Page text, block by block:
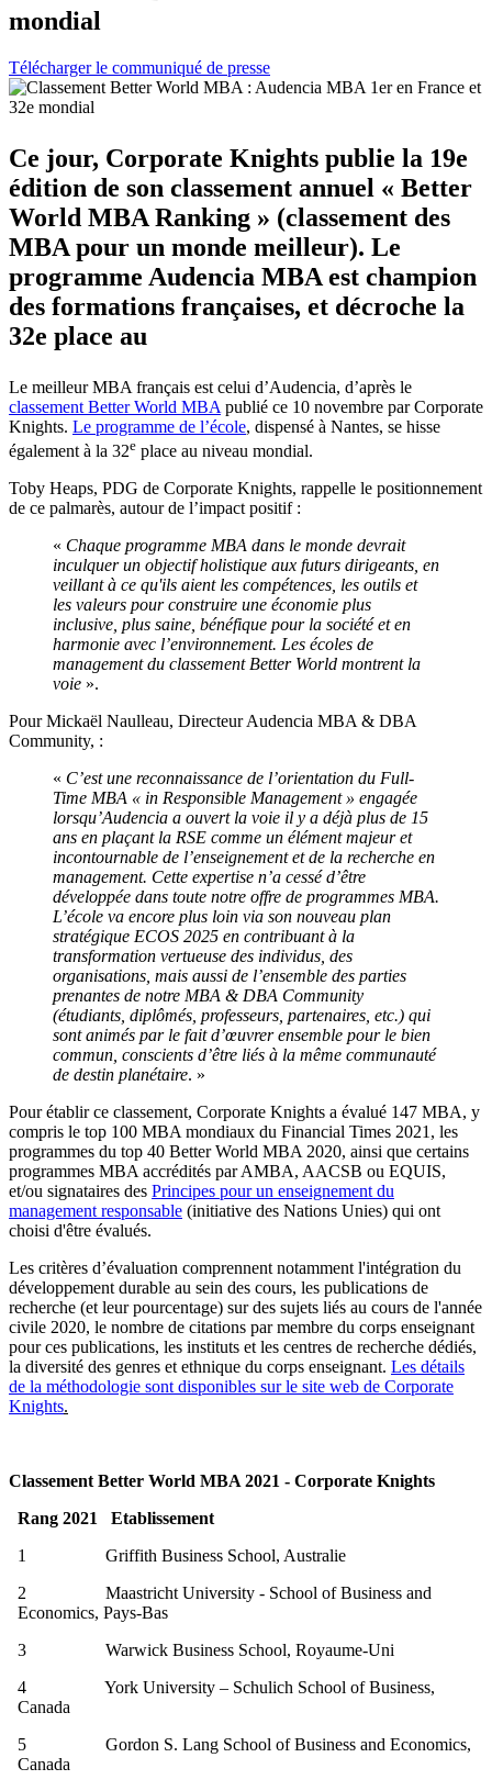
mondial
Télécharger le communiqué de presse
Ce jour, Corporate Knights publie la 19e
édition de son classement annuel « Better
World MBA Ranking » (classement des
MBA pour un monde meilleur). Le
programme Audencia MBA est champion
des formations françaises, et décroche la
32e place au
Le meilleur MBA français est celui d’Audencia, d’après le
classement Better World MBA publié ce 10 novembre par Corporate
Knights. Le programme de l’école, dispensé à Nantes, se hisse
également à la 32e place au niveau mondial.
Toby Heaps, PDG de Corporate Knights, rappelle le positionnement
de ce palmarès, autour de l’impact positif :
« Chaque programme MBA dans le monde devrait
inculquer un objectif holistique aux futurs dirigeants, en
veillant à ce qu'ils aient les compétences, les outils et
les valeurs pour construire une économie plus
inclusive, plus saine, bénéfique pour la société et en
harmonie avec l’environnement. Les écoles de
management du classement Better World montrent la
voie ».
Pour Mickaël Naulleau, Directeur Audencia MBA & DBA
Community, :
« C’est une reconnaissance de l’orientation du Full-
Time MBA « in Responsible Management » engagée
lorsqu’Audencia a ouvert la voie il y a déjà plus de 15
ans en plaçant la RSE comme un élément majeur et
incontournable de l’enseignement et de la recherche en
management. Cette expertise n’a cessé d’être
développée dans toute notre offre de programmes MBA.
L’école va encore plus loin via son nouveau plan
stratégique ECOS 2025 en contribuant à la
transformation vertueuse des individus, des
organisations, mais aussi de l’ensemble des parties
prenantes de notre MBA & DBA Community
(étudiants, diplômés, professeurs, partenaires, etc.) qui
sont animés par le fait d’œuvrer ensemble pour le bien
commun, conscients d’être liés à la même communauté
de destin planétaire. »
Pour établir ce classement, Corporate Knights a évalué 147 MBA, y
compris le top 100 MBA mondiaux du Financial Times 2021, les
programmes du top 40 Better World MBA 2020, ainsi que certains
programmes MBA accrédités par AMBA, AACSB ou EQUIS,
et/ou signataires des Principes pour un enseignement du
management responsable (initiative des Nations Unies) qui ont
choisi d'être évalués.
Les critères d’évaluation comprennent notamment l'intégration du
développement durable au sein des cours, les publications de
recherche (et leur pourcentage) sur des sujets liés au cours de l'année
civile 2020, le nombre de citations par membre du corps enseignant
pour ces publications, les instituts et les centres de recherche dédiés,
la diversité des genres et ethnique du corps enseignant. Les détails
de la méthodologie sont disponibles sur le site web de Corporate
Knights.
Classement Better World MBA 2021 - Corporate Knights
Rang 2021 Etablissement
1 Griffith Business School, Australie
2 Maastricht University - School of Business and
Economics, Pays-Bas
3 Warwick Business School, Royaume-Uni
4 York University – Schulich School of Business,
Canada
5 Gordon S. Lang School of Business and Economics,
Canada